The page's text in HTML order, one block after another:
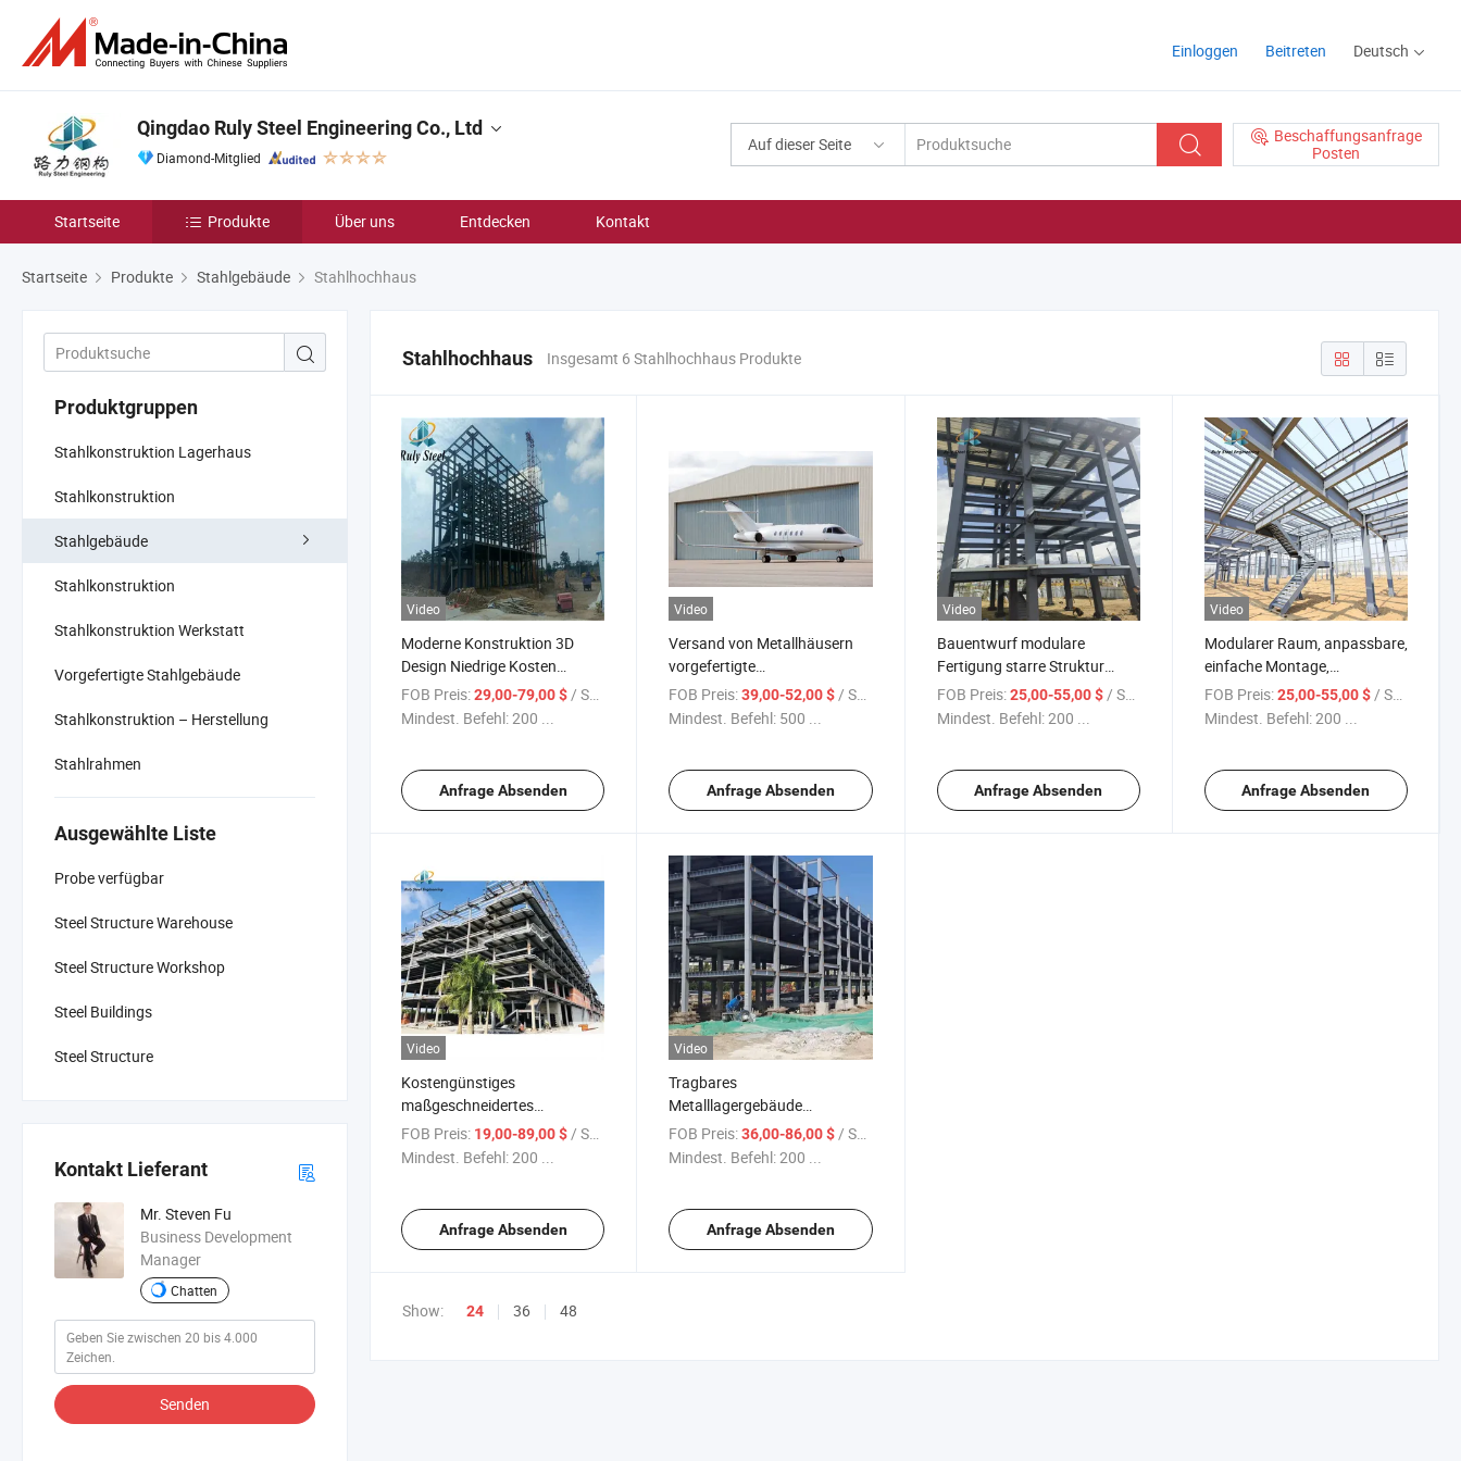
Einloggen Beitreten Deutsch
Auf dieser Seite
Beschaffungsanfrage
Posten
Qingdao Ruly Steel Engineering Co., Ltd
Diamond-Mitglied
Startseite Produkte Über uns Entdecken Kontakt
Startseite Produkte Stahlgebäude Stahlhochhaus
Produktgruppen
Stahlkonstruktion Lagerhaus
Stahlkonstruktion
Stahlgebäude
Stahlkonstruktion
Stahlkonstruktion Werkstatt
Vorgefertigte Stahlgebäude
Stahlkonstruktion – Herstellung
Stahlrahmen
Ausgewählte Liste
Probe verfügbar
Steel Structure Warehouse
Steel Structure Workshop
Steel Buildings
Steel Structure
Kontakt Lieferant
Mr. Steven Fu
Business Development
Manager
Chatten
Senden
Stahlhochhaus Insgesamt 6 Stahlhochhaus Produkte
Video
Moderne Konstruktion 3D
Design Niedrige Kosten
Einfacher Zusammenbau
Vorgefertigte Stahlstruktur
FOB Preis:29,00-79,00 $/ Square Meter
Mindest. Befehl:200 ...
Anfrage Absenden
Video
Versand von Metallhäusern
vorgefertigte
Stahlstrukturgebäude Halle
FOB Preis: 39,00-52,00 $/ Square Meter
Mindest. Befehl: 500 ...
Anfrage Absenden
Video
Bauentwurf modulare
Fertigung starre Struktur
vorgefertigte Stahlstruktur
Hochhaus
FOB Preis: 25,00-55,00 $/ Square Meter
Mindest. Befehl:200 ...
Anfrage Absenden
Video
Modularer Raum, anpassbare,
einfache Montage,
vorgefertigte Stahlstruktur
Lagerhaus mit Mezzanin-
FOB Preis: 25,00-55,00 $/ Square Meter
Mindest. Befehl:200 ...
Anfrage Absenden
Video
Kostengünstiges
maßgeschneidertes
Fertigteilstahlbaugebäude
Büro Fabrik
FOB Preis: 19,00-89,00 $ / Square Meter
Mindest. Befehl:200 ...
Anfrage Absenden
Video
Tragbares
Metalllagergebäude
Funktionshalle kostenlose
Gestaltung
FOB Preis: 36,00-86,00 $ / Square Meter
Mindest. Befehl:200 ...
Anfrage Absenden
Show: 24 36 48